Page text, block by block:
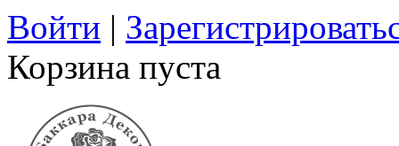
Войти |
Корзина пуста